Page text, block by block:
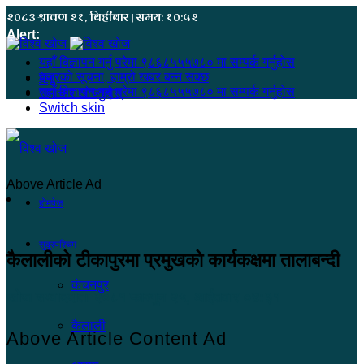
२०८३ श्रावण २१, बिहीबार | समय: १०:५२
Alert:
यहाँ बिज्ञापन गर्नु परेमा ९८६८५५५७८० मा सम्पर्क गर्नुहोस
हजुरको सूचना, हाम्रो खबर बन्न सक्छ
यहाँ बिज्ञापन गर्नु परेमा ९८६८५५५७८० मा सम्पर्क गर्नुहोस
मेनू
समाचार खोज्नुहोस्
Switch skin
होमपेज
सुदूरपश्चिम
कंचनपुर
कैलाली
Above Article Ad
कैलालीको टीकापुरमा प्रमुखको कार्यकक्षमा तालाबन्दी
२०८१ फाल्गुन २५, आईतवार ०४:३१
Above Article Content Ad